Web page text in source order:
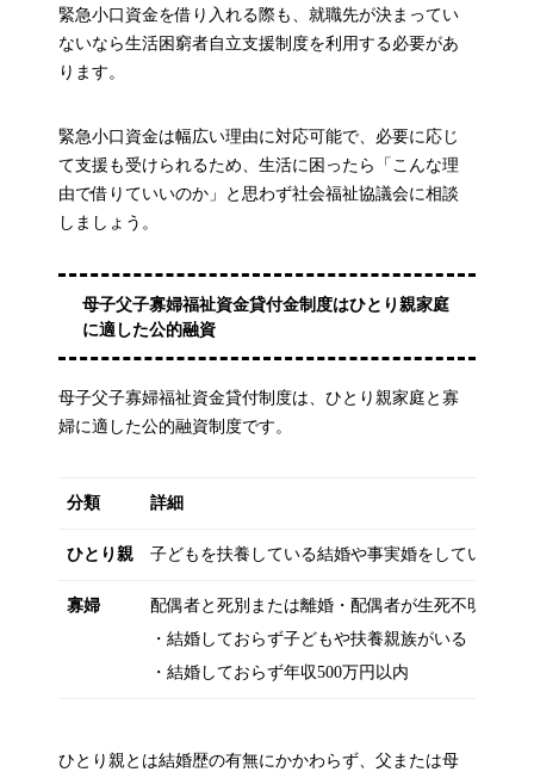
緊急小口資金を借り入れる際も、就職先が決まってい
ないなら生活困窮者自立支援制度を利用する必要があ
ります。
緊急小口資金は幅広い理由に対応可能で、必要に応じ
て支援も受けられるため、生活に困ったら「こんな理
由で借りていいのか」と思わず社会福祉協議会に相談
しましょう。
母子父子寡婦福祉資金貸付金制度はひとり親家庭
に適した公的融資
母子父子寡婦福祉資金貸付制度は、ひとり親家庭と寡
婦に適した公的融資制度です。
分類 詳細
ひとり親 子どもを扶養している結婚や事実婚をしていない
寡婦
配偶者と死別または離婚・配偶者が生死不明にな
・結婚しておらず子どもや扶養親族がいる
・結婚しておらず年収500万円以内
ひとり親とは結婚歴の有無にかかわらず、父または母